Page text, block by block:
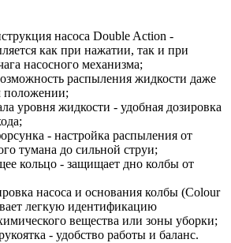
насоса Double Action -
как при нажатии, так и при
насосного механизма;
распыления жидкости даже
положении;
уровня жидкости - удобная дозировка
- настройка распыления от
тумана до сильной струи;
кольцо - защищает дно колбы от
насоса и основания колбы (Colour
легкую идентификацию
вещества или зоны уборки;
- удобство работы и баланс.